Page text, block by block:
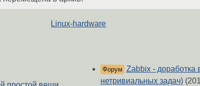
Linux-hardware
Форум Zabbix - доработка
нетривиальных задач)